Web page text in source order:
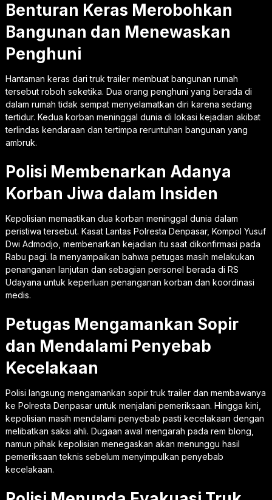
Benturan Keras Merobohkan
Bangunan dan Menewaskan
Penghuni
Hantaman keras dari truk trailer membuat bangunan rumah
tersebut roboh seketika. Dua orang penghuni yang berada di
dalam rumah tidak sempat menyelamatkan diri karena sedang
tertidur. Kedua korban meninggal dunia di lokasi kejadian akibat
terlindas kendaraan dan tertimpa reruntuhan bangunan yang
ambruk.
Polisi Membenarkan Adanya
Korban Jiwa dalam Insiden
Kepolisian memastikan dua korban meninggal dunia dalam
peristiwa tersebut. Kasat Lantas Polresta Denpasar, Kompol Yusuf
Dwi Admodjo, membenarkan kejadian itu saat dikonfirmasi pada
Rabu pagi. Ia menyampaikan bahwa petugas masih melakukan
penanganan lanjutan dan sebagian personel berada di RS
Udayana untuk keperluan penanganan korban dan koordinasi
medis.
Petugas Mengamankan Sopir
dan Mendalami Penyebab
Kecelakaan
Polisi langsung mengamankan sopir truk trailer dan membawanya
ke Polresta Denpasar untuk menjalani pemeriksaan. Hingga kini,
kepolisian masih mendalami penyebab pasti kecelakaan dengan
melibatkan saksi ahli. Dugaan awal mengarah pada rem blong,
namun pihak kepolisian menegaskan akan menunggu hasil
pemeriksaan teknis sebelum menyimpulkan penyebab
kecelakaan.